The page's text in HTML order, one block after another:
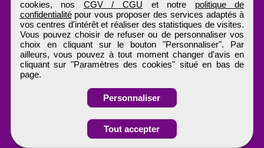
Obtenir ses
coordonnées
cookies, nos CGV / CGU et notre politique de
confidentialitépour vous proposer des services adaptés à
vos centres d'intérêt et réaliser des statistiques de visites.
Vous pouvez choisir de refuser ou de personnaliser vos
choix en cliquant sur le bouton "Personnaliser". Par
ailleurs, vous pouvez à tout moment changer d'avis en
cliquant sur "Paramètres des cookies" situé en bas de
page.
Personnaliser
Tout accepter
STAGEBTP